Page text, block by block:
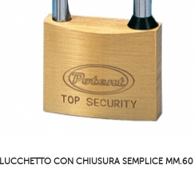
LUCCHETTO CON CHIUSURA SEMPLICE MM.60